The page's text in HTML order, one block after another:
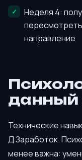
Неделя 4:
направление
Технические
Д Заработок.
менее важна: